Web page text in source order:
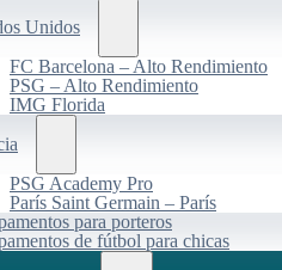
Unidos
FC Barcelona – Alto Rendimiento
PSG – Alto Rendimiento
IMG Florida
PSG Academy Pro
París Saint Germain – París
para porteros
de fútbol para chicas